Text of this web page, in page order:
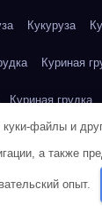
Кукуруза
Куриная
Куриная грудка
Куриная грудка
куки-файлы и
а также
опыт.